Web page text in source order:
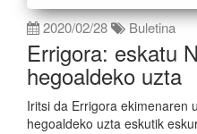
2020/02/28 Buletina
Errigora: eskatu
hegoaldeko uzta
Iritsi da Errigora ekimenaren
hegoaldeko uzta eskutik